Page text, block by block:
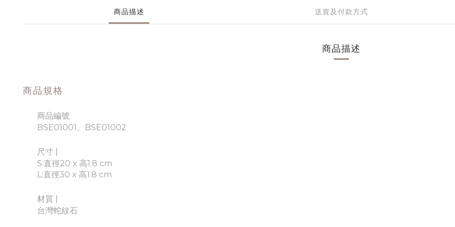
商品描述 送貨及付款方式
商品描述
商品規格
商品編號
BSE01001、BSE01002
尺寸 |
S:直徑20 x 高1.8 cm
L:直徑30 x 高1.8 cm
材質
台灣蛇紋石